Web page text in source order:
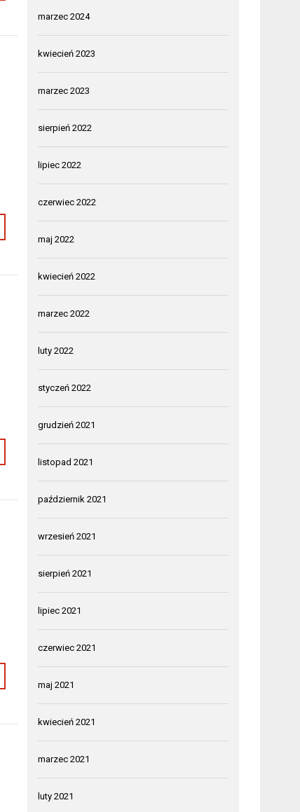
marzec 2024
kwiecień 2023
marzec 2023
sierpień 2022
lipiec 2022
czerwiec 2022
maj 2022
kwiecień 2022
marzec 2022
luty 2022
styczeń 2022
grudzień 2021
listopad 2021
październik 2021
wrzesień 2021
sierpień 2021
lipiec 2021
czerwiec 2021
maj 2021
kwiecień 2021
marzec 2021
luty 2021